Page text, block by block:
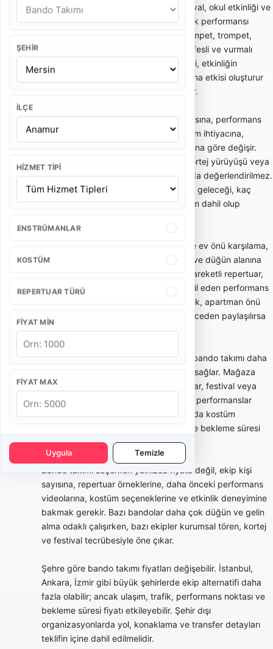
ŞEHIR
İLÇE
HIZMET TIPI
ENSTRÜMANLAR
KOSTÜM
REPERTUAR TÜRÜ
FIYAT MIN
FIYAT MAX
Uygula Temizle
yürüyüşü, sünnet organizasyonu, festival, okul etkinliği ve
kurumsal davetlerde enerjik canlı müzik performansı
sunan gezici müzik ekibidir. Davul, trampet, trompet,
klarnet, saksafon, zurna veya farklı nefesli ve vurmalı
enstrümanlardan oluşabilir. Bando ekibi, etkinliğin
başlangıcında dikkat çekici bir karşılama etkisi oluşturur
ve kalabalığın enerjisini hızlıca yükseltir.
Bando takımı fiyatları; ekipteki kişi sayısına, performans
süresine, etkinlik yerine, şehir dışı ulaşım ihtiyacına,
kostüm tercihine ve repertuar kapsamına göre değişir.
Kısa gelin alma performansı ile uzun kortej yürüyüşü veya
kurumsal açılış programı aynı kapsamda değerlendirilmez.
Bu yüzden teklif alırken kaç kişilik ekip geleceği, kaç
dakika performans yapılacağı ve ulaşım dahil olup
Gelin alma ve düğün bandosu, özellikle ev önü karşılama,
gelin çıkarma, konvoy öncesi eğlence ve düğün alanına
enerjik giriş gibi anlarda tercih edilir. Hareketli repertuar,
oyun havaları ve davetlileri sürece dahil eden performans
tarzı bu kullanımda önemlidir. Dar sokak, apartman önü
veya açık alan gibi mekan detayları önceden paylaşılırsa
Açılış, kortej ve kurumsal etkinliklerde bando takımı daha
düzenli, ritimli ve dikkat çekici bir akış sağlar. Mağaza
açılışı, belediye etkinliği, okul töreni, fuar, festival veya
marka aktivasyonlarında kısa ve güçlü performanslar
tercih edilebilir. Bu tür organizasyonlarda kostüm
bütünlüğü, saat planı, yürüyüş rotası ve bekleme süresi
teklifin önemli parçalarıdır.
Bando takımı seçerken yalnızca fiyata değil, ekip kişi
sayısına, repertuar örneklerine, daha önceki performans
videolarına, kostüm seçeneklerine ve etkinlik deneyimine
bakmak gerekir. Bazı bandolar daha çok düğün ve gelin
alma odaklı çalışırken, bazı ekipler kurumsal tören, kortej
ve festival tecrübesiyle öne çıkar.
Şehre göre bando takımı fiyatları değişebilir. İstanbul,
Ankara, İzmir gibi büyük şehirlerde ekip alternatifi daha
fazla olabilir; ancak ulaşım, trafik, performans noktası ve
bekleme süresi fiyatı etkileyebilir. Şehir dışı
organizasyonlarda yol, konaklama ve transfer detayları
teklifin içine dahil edilmelidir.